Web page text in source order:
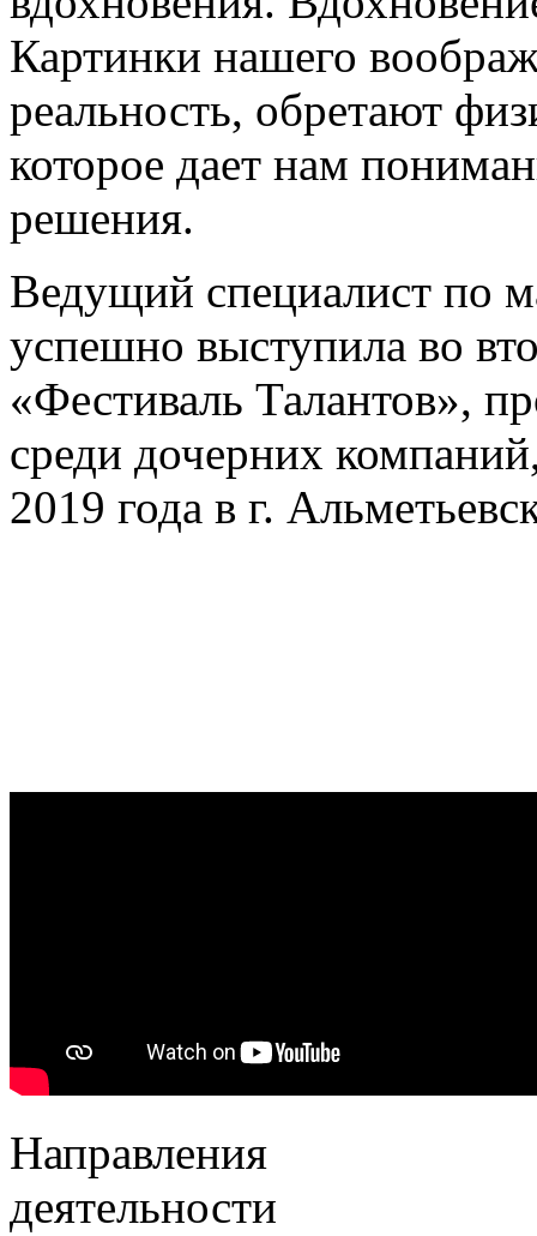
Картинки нашего
реальность, обретают
которое дает нам
решения.
Ведущий специалист по
успешно выступила во
«Фестиваль Талантов»,
среди дочерних
2019 года в г.
Направления
деятельности